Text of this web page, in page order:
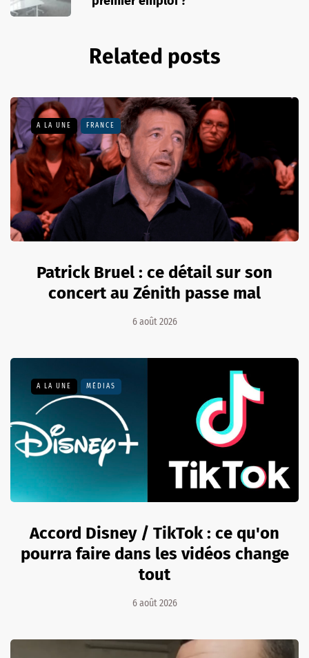
Related posts
A LA UNE FRANCE
Patrick Bruel : ce détail sur son
concert au Zénith passe mal
6 août 2026
A LA UNE MÉDIAS
Accord Disney / TikTok : ce qu'on
pourra faire dans les vidéos change
tout
6 août 2026